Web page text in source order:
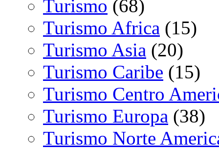
Turismo (68)
Turismo Africa (15)
Turismo Asia (20)
Turismo Caribe (15)
Turismo Centro
Turismo Europa (38)
Turismo Norte